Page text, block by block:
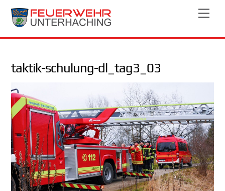
Skip
taktik-schulung-dl_tag3_03